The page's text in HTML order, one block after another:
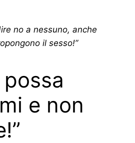
no a nessuno, anche
il sesso!”
possa
e non